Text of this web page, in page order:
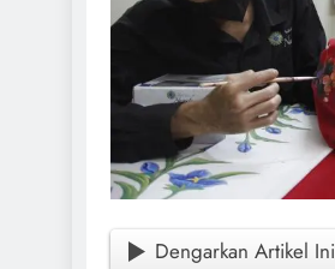
Dengarkan Artikel Ini